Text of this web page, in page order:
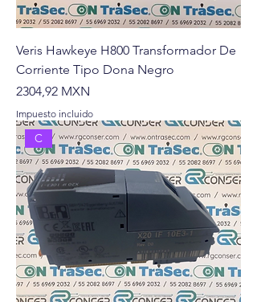
Veris Hawkeye H800 Transformador De
Corriente Tipo Dona Negro
Precio
2304,92 MXN
Impuesto incluido
C